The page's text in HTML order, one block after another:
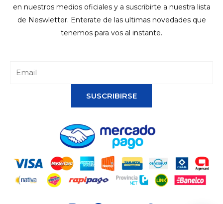
en nuestros medios oficiales y a suscribirte a nuestra lista
de Neswletter. Enterate de las ultimas novedades que
tenemos para vos al instante.
SUSCRIBIRSE